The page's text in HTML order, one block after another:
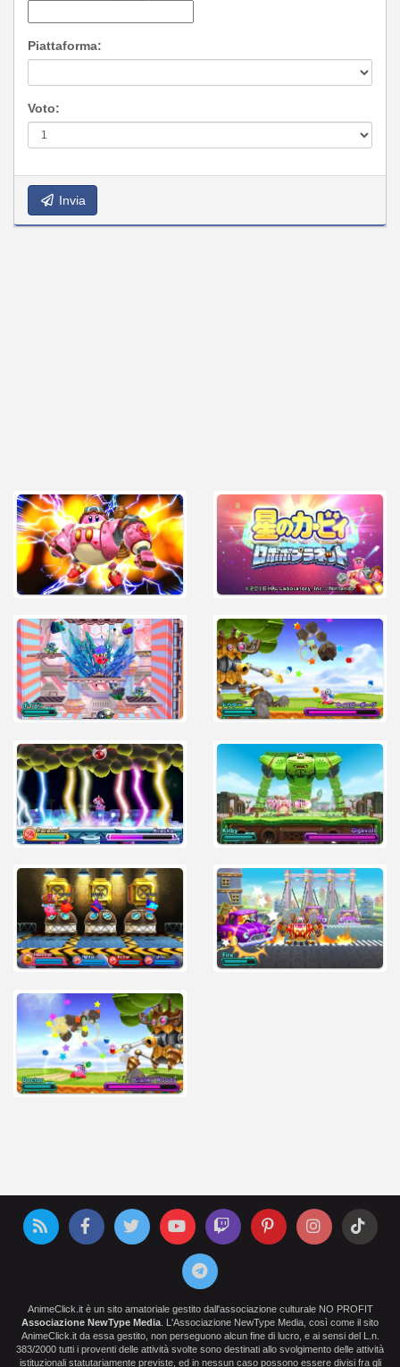
Piattaforma:
Voto:
Invia
AnimeClick.it è un sito amatoriale gestito dall'associazione culturale NO PROFIT
Associazione NewType Media . L'Associazione NewType Media, così come il sito
AnimeClick.it da essa gestito, non perseguono alcun fine di lucro, e ai sensi del L.n.
383/2000 tutti i proventi delle attività svolte sono destinati allo svolgimento delle attività
istituzionali statutariamente previste, ed in nessun caso possono essere divisi fra gli